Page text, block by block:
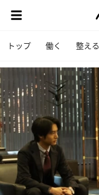
トップ 働く 整える